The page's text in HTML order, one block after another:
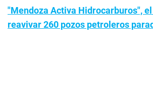
"Mendoza Activa Hidrocarburos",
reavivar 260 pozos petroleros